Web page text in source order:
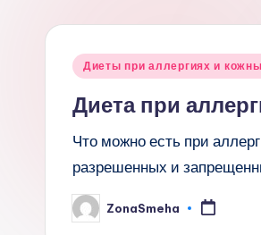
Опубликовано
Диеты при аллергиях и
Диета при
Что можно есть при
разрешенных и
Запись
от
ZonaSmeha